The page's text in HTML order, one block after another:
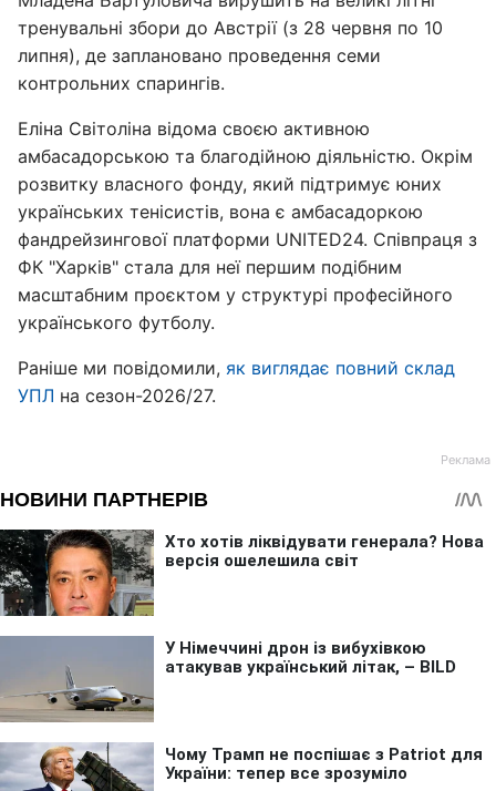
тренувальні збори до Австрії (з 28 червня по 10
липня), де заплановано проведення семи
контрольних спарингів.
Еліна Світоліна відома своєю активною
амбасадорською та благодійною діяльністю. Окрім
розвитку власного фонду, який підтримує юних
українських тенісистів, вона є амбасадоркою
фандрейзингової платформи UNITED24. Співпраця з
ФК "Харків" стала для неї першим подібним
масштабним проєктом у структурі професійного
українського футболу.
Раніше ми повідомили, як виглядає повний склад
УПЛ на сезон-2026/27.